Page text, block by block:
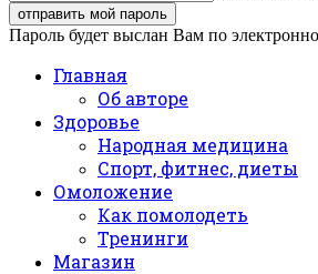
Пароль будет выслан Вам по
Главная
Об авторе
Здоровье
Народная медицина
Спорт, фитнес, диеты
Омоложение
Как помолодеть
Тренинги
Магазин